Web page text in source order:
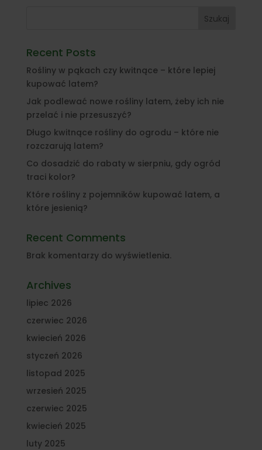
Szukaj
Recent Posts
Rośliny w pąkach czy kwitnące – które lepiej
kupować latem?
Jak podlewać nowe rośliny latem, żeby ich nie
przelać i nie przesuszyć?
Długo kwitnące rośliny do ogrodu – które nie
rozczarują latem?
Co dosadzić do rabaty w sierpniu, gdy ogród
traci kolor?
Które rośliny z pojemników kupować latem, a
które jesienią?
Recent Comments
Brak komentarzy do wyświetlenia.
Archives
lipiec 2026
czerwiec 2026
kwiecień 2026
styczeń 2026
listopad 2025
wrzesień 2025
czerwiec 2025
kwiecień 2025
luty 2025